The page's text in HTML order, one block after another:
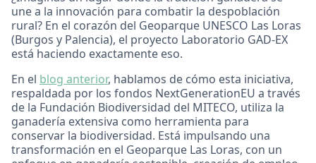
une a la innovación para combatir la despoblación
rural? En el corazón del Geoparque UNESCO Las Loras
(Burgos y Palencia), el proyecto Laboratorio GAD-EX
está haciendo exactamente eso.
En el blog anterior, hablamos de cómo esta iniciativa,
respaldada por los fondos NextGenerationEU a través
de la Fundación Biodiversidad del MITECO, utiliza la
ganadería extensiva como herramienta para
conservar la biodiversidad. Está impulsando una
transformación en el Geoparque Las Loras, con un